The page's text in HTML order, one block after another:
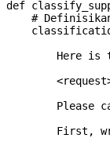
def
#
Here is
Please
First,